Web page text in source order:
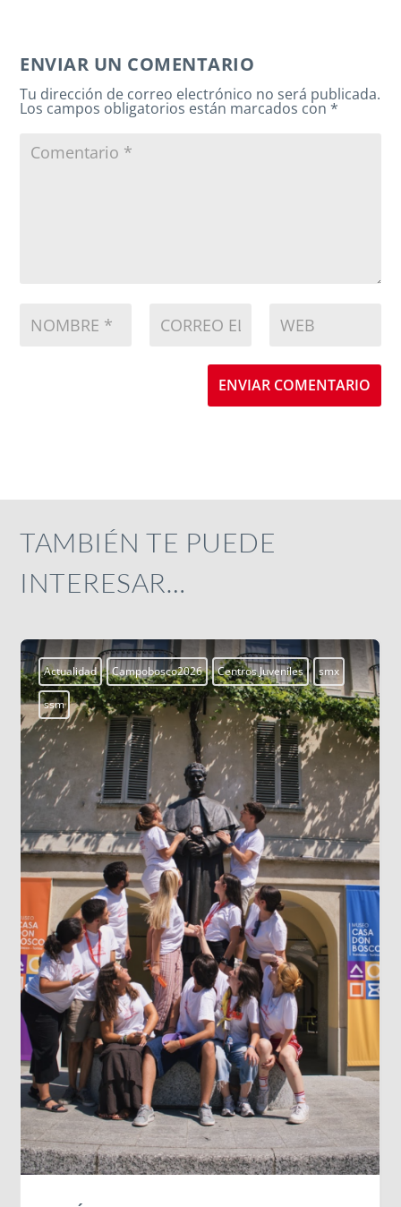
ENVIAR UN COMENTARIO
Tu dirección de correo electrónico no será publicada.
Los campos obligatorios están marcados con*
ENVIAR COMENTARIO
TAMBIÉN TE PUEDE
INTERESAR…
Aprendiendo a vivir Blogs
LOS DATOS BIOMÉTRICOS: NUESTRA
IDENTIDAD EN JUEGO
Cada vez que jugamos con la inteligencia
artificial subiendo nuestra imagen para
un avatar gracioso, en el fondo estamos
cediendo una parte de nuestra identidad. El
escaneo facial no es un simple pasatiempo
inofensivo; nuestra cara es una seña de
identidad...
Leer más